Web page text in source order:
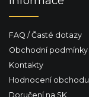
FAQ / Časté dotazy
Obchodní podmínky
Kontakty
Hodnocení obchodu
Doručení na SK